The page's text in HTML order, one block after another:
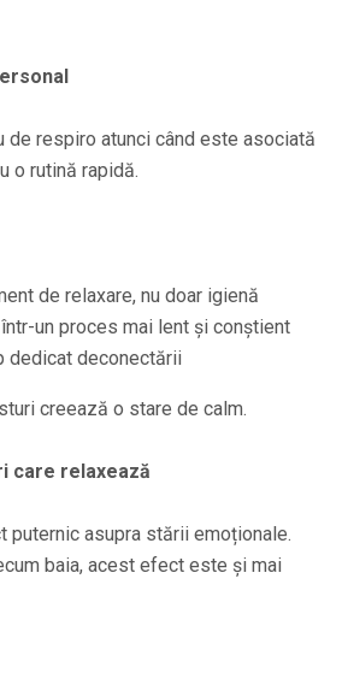
de respiro atunci când este asociată
o rutină rapidă.
de relaxare, nu doar igienă
un proces mai lent și conștient
dedicat deconectării
creează o stare de calm.
care relaxează
puternic asupra stării emoționale.
baia, acest efect este și mai